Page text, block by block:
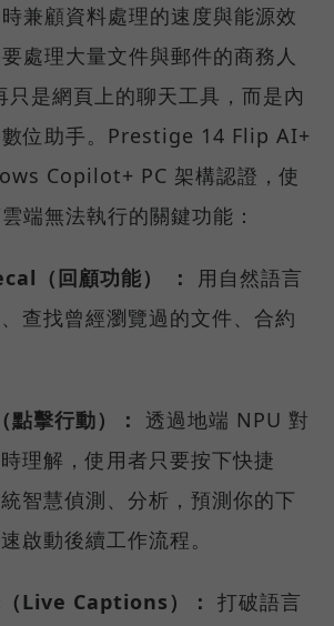
兼顧資料處理的速度與能源效
處理大量文件與郵件的商務人
是網頁上的聊天工具，而是內
數位助手。Prestige 14 Flip AI+
Copilot+ PC 架構認證，使
端無法執行的關鍵功能：
（回顧功能） ：
用自然語言
查找曾經瀏覽過的文件、合約
擊行動）： 透過地端 NPU 對
理解，使用者只要按下快捷
智慧偵測、分析，預測你的下
啟動後續工作流程。
Live Captions）： 打破語言